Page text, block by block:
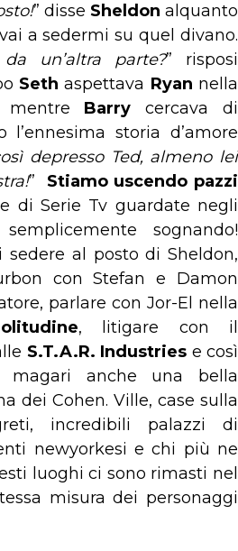
” disse Sheldon alquanto
a sedermi su quel divano.
un’altra parte?” risposi
Seth aspettava Ryan nella
mentre Barry cercava di
l’ennesima storia d’amore
depresso Ted, almeno lei
” Stiamo uscendo pazzi
di Serie Tv guardate negli
sognando!
sedere al posto di Sheldon,
con Stefan e Damon
parlare con Jor-El nella
, litigare con il
S.T.A.R. Industries e così
anche una bella
dei Cohen. Ville, case sulla
incredibili palazzi di
newyorkesi e chi più ne
luoghi ci sono rimasti nel
misura dei personaggi